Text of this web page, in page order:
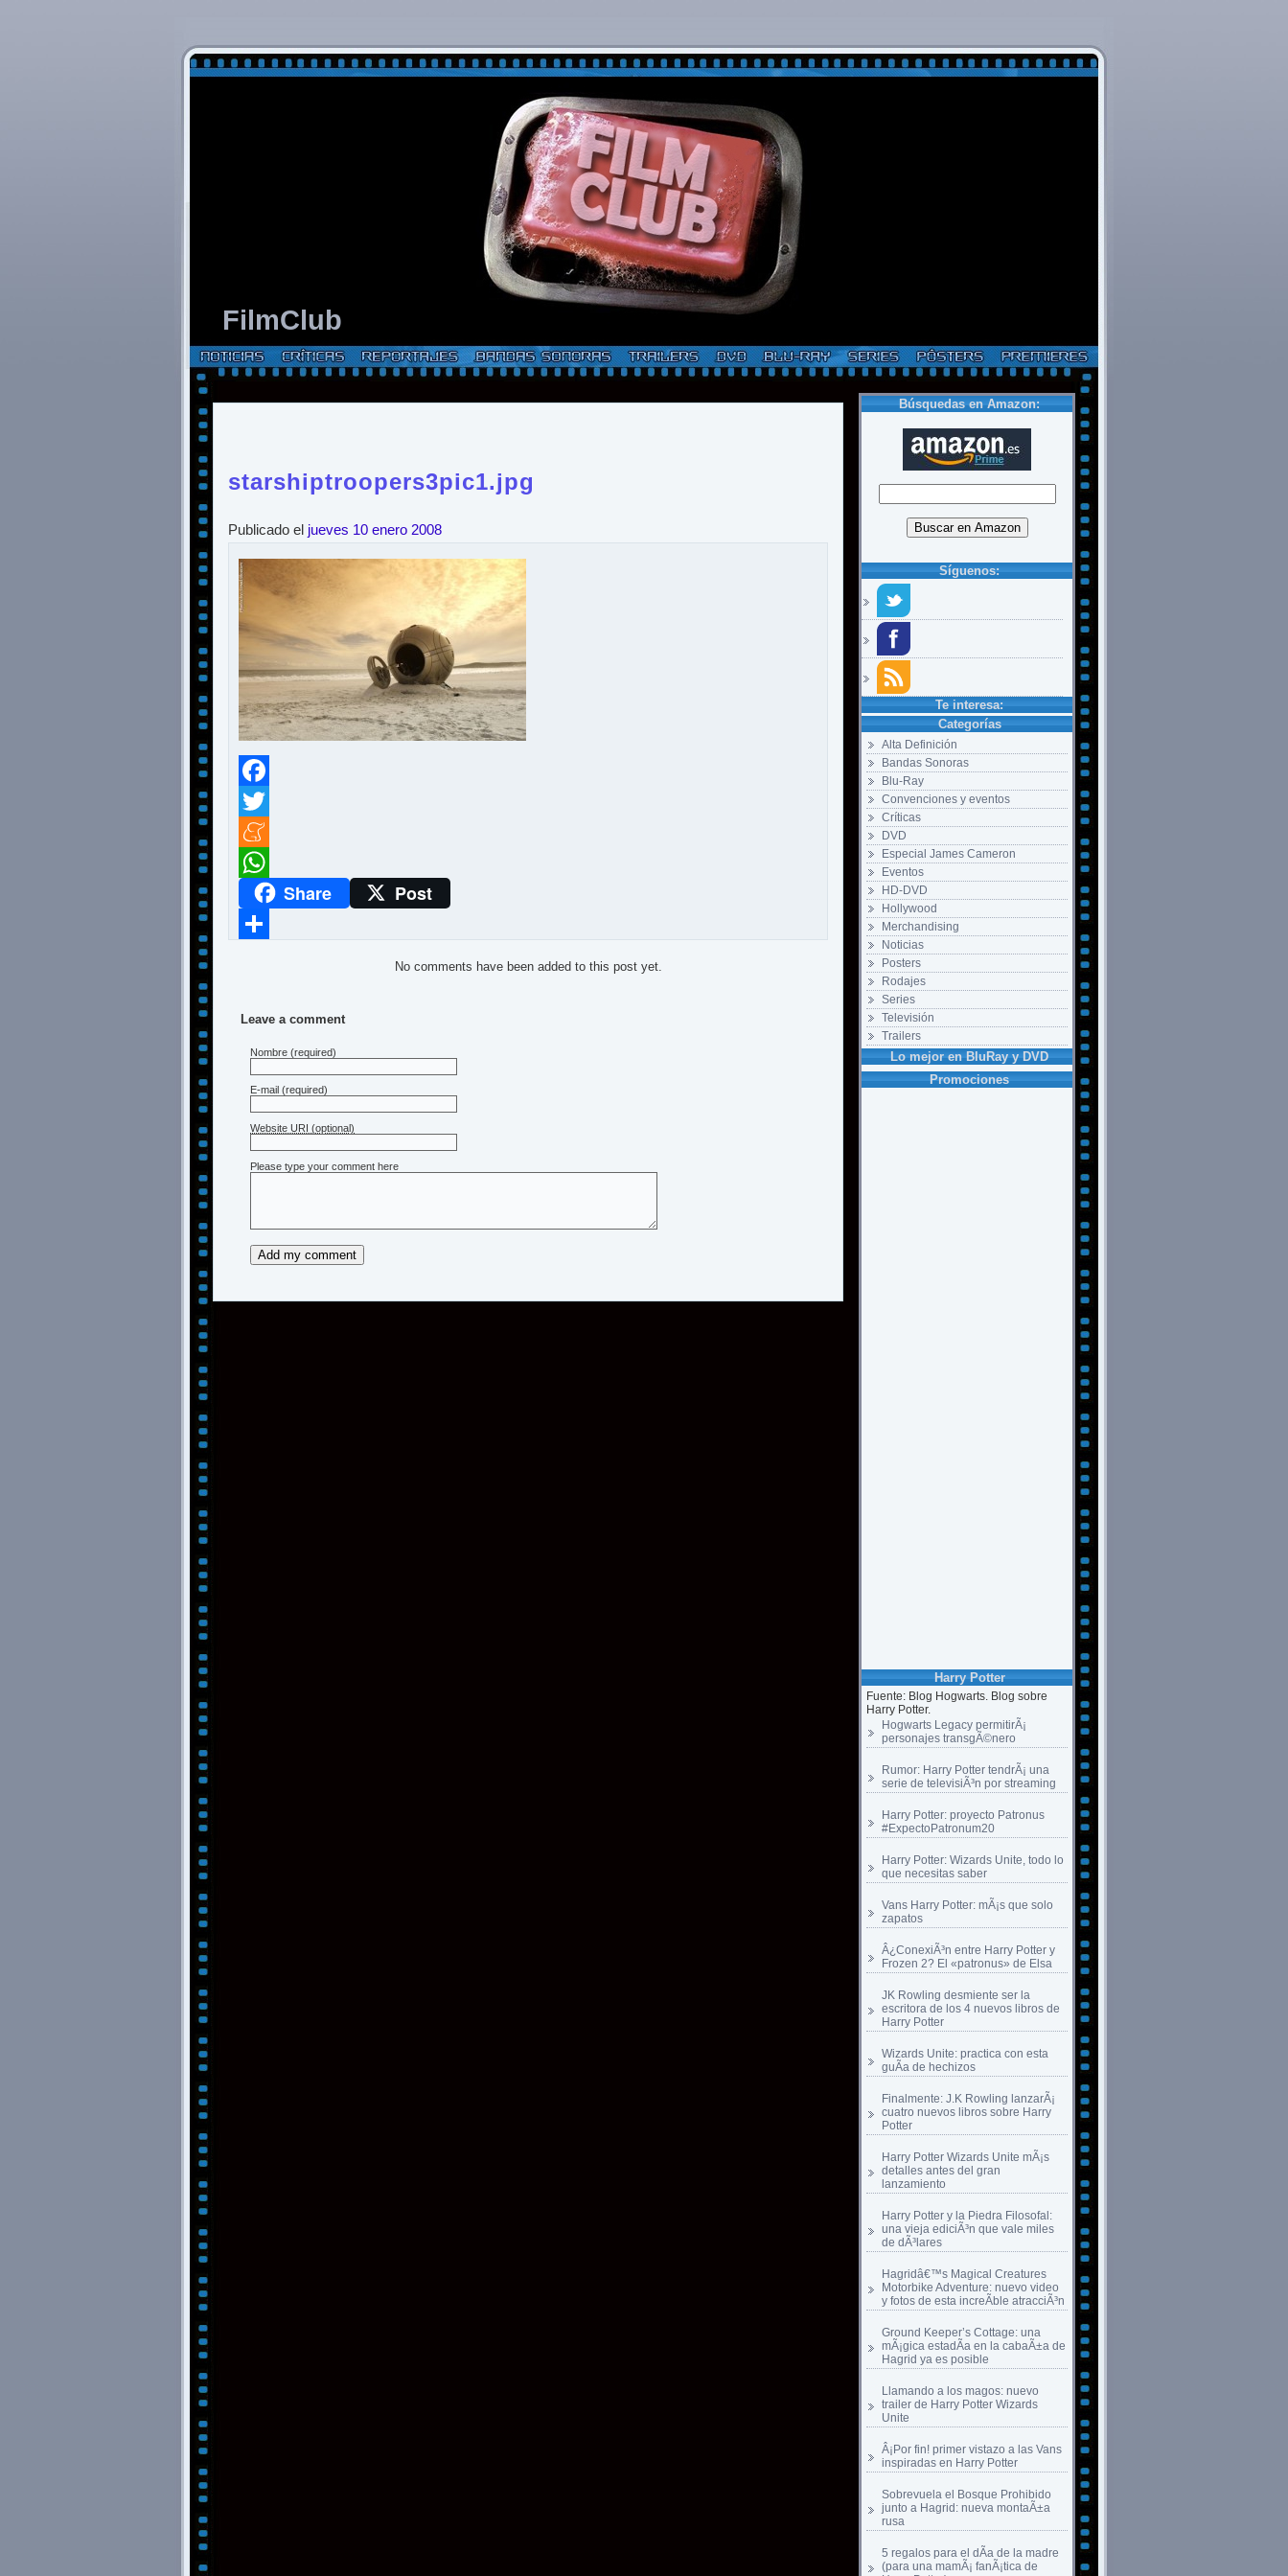
FilmClub
Búsquedas en Amazon:
Síguenos:
Te interesa:
Categorías
Alta Definición
Bandas Sonoras
Blu-Ray
Convenciones y eventos
Críticas
DVD
Especial James Cameron
Eventos
HD-DVD
Hollywood
Merchandising
Noticias
Posters
Rodajes
Series
Televisión
Trailers
Lo mejor en BluRay y DVD
Promociones
Harry Potter
Fuente: Blog Hogwarts. Blog sobre
Harry Potter.
Hogwarts Legacy permitirÃ¡
personajes transgÃ©nero
Rumor: Harry Potter tendrÃ¡ una
serie de televisiÃ³n por streaming
Harry Potter: proyecto Patronus
#ExpectoPatronum20
Harry Potter: Wizards Unite, todo lo
que necesitas saber
Vans Harry Potter: mÃ¡s que solo
zapatos
Â¿ConexiÃ³n entre Harry Potter y
Frozen 2? El «patronus» de Elsa
JK Rowling desmiente ser la
escritora de los 4 nuevos libros de
Harry Potter
Wizards Unite: practica con esta
guÃ­a de hechizos
Finalmente: J.K Rowling lanzarÃ¡
cuatro nuevos libros sobre Harry
Potter
Harry Potter Wizards Unite mÃ¡s
detalles antes del gran
lanzamiento
Harry Potter y la Piedra Filosofal:
una vieja ediciÃ³n que vale miles
de dÃ³lares
Hagridâ€™s Magical Creatures
Motorbike Adventure: nuevo video
y fotos de esta increÃ­ble atracciÃ³n
Ground Keeper’s Cottage: una
mÃ¡gica estadÃ­a en la cabaÃ±a de
Hagrid ya es posible
Llamando a los magos: nuevo
trailer de Harry Potter Wizards
Unite
Â¡Por fin! primer vistazo a las Vans
inspiradas en Harry Potter
Sobrevuela el Bosque Prohibido
junto a Hagrid: nueva montaÃ±a
rusa
5 regalos para el dÃ­a de la madre
(para una mamÃ¡ fanÃ¡tica de
starshiptroopers3pic1.jpg
Publicado el jueves 10 enero 2008
Facebook
Twitter
Meneame
WhatsAppShare Post
No comments have been added to this post yet.
Leave a comment
Nombre (required)
E-mail (required)
Website URI (optional)
Please type your comment here